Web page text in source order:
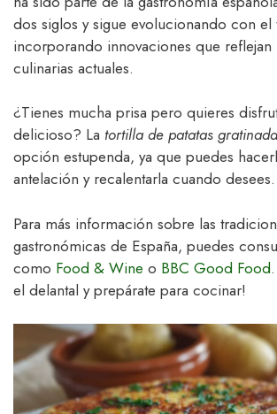
dos siglos y sigue evolucionando con el
incorporando innovaciones que reflejan
culinarias actuales.
¿Tienes mucha prisa pero quieres
delicioso? La tortilla de patatas gratinada
opción estupenda, ya que puedes
antelación y recalentarla cuando desees.
Para más información sobre las
gastronómicas de España, puedes
como Food & Wine o BBC Good Food
el delantal y prepárate para cocinar!